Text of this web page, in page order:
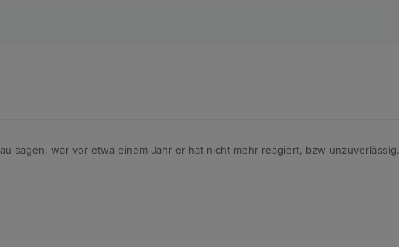
sagen, war vor etwa einem Jahr er hat nicht mehr reagiert, bzw unzuverlässig.